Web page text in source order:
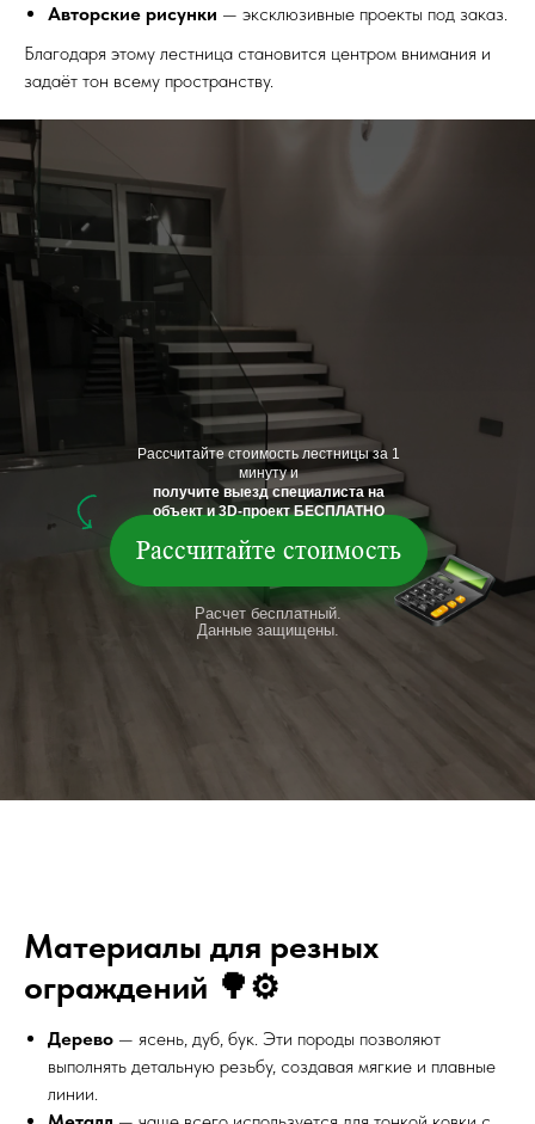
Авторские рисунки — эксклюзивные проекты под заказ.
Благодаря этому лестница становится центром внимания и
задаёт тон всему пространству.
Рассчитайте стоимость
Расчет бесплатный.
Данные защищены.
Рассчитайте стоимость лестницы за 1
минуту и
получите выезд специалиста на
объект и 3D-проект БЕСПЛАТНО
Материалы для резных
ограждений 🌳⚙️
Дерево — ясень, дуб, бук. Эти породы позволяют
выполнять детальную резьбу, создавая мягкие и плавные
линии.